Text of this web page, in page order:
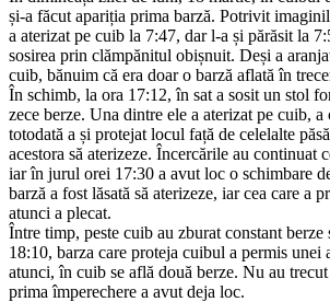
și-a făcut apariția prima barză. Potrivit
a aterizat pe cuib la 7:47, dar l-a și părăsit la
sosirea prin clămpănitul obișnuit. Deși a
cuib, bănuim că era doar o barză aflată în
În schimb, la ora 17:12, în sat a sosit un stol
zece berze. Una dintre ele a aterizat pe cuib,
totodată a și protejat locul față de celelalte
acestora să aterizeze. Încercările au continuat
iar în jurul orei 17:30 a avut loc o schimbare
barză a fost lăsată să aterizeze, iar cea care a
atunci a plecat.
Între timp, peste cuib au zburat constant
18:10, barza care proteja cuibul a permis unei
atunci, în cuib se află două berze. Nu au
prima împerechere a avut deja loc.